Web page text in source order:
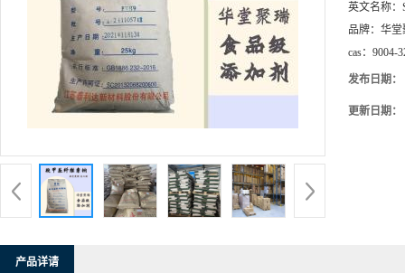
英文名称：
品牌： 华堂
cas： 9004-
发布日期：
更新日期：
产品详请